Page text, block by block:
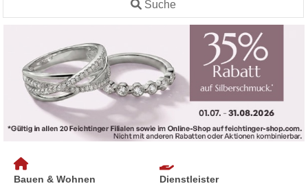
Suche
Bauen & Wohnen Dienstleister